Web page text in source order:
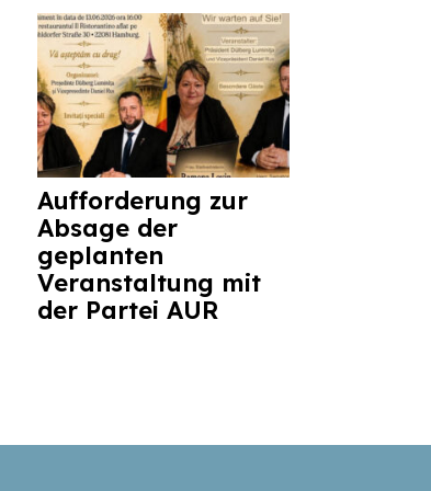
Aufforderung zur
Absage der
geplanten
Veranstaltung mit
der Partei AUR